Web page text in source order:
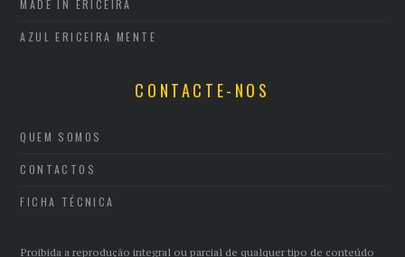
MADE IN ERICEIRA
AZUL ERICEIRA MENTE
CONTACTE-NOS
QUEM SOMOS
CONTACTOS
FICHA TÉCNICA
Proibida a reprodução integral ou parcial de qualquer tipo de conteúdo